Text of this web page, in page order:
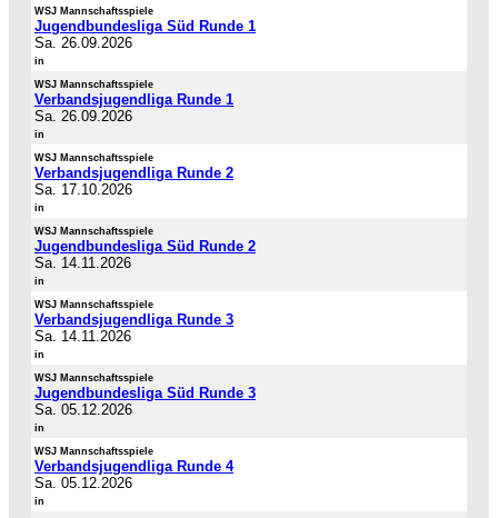
WSJ Mannschaftsspiele
Jugendbundesliga Süd Runde 1
Sa. 26.09.2026
in
WSJ Mannschaftsspiele
Verbandsjugendliga Runde 1
Sa. 26.09.2026
in
WSJ Mannschaftsspiele
Verbandsjugendliga Runde 2
Sa. 17.10.2026
in
WSJ Mannschaftsspiele
Jugendbundesliga Süd Runde 2
Sa. 14.11.2026
in
WSJ Mannschaftsspiele
Verbandsjugendliga Runde 3
Sa. 14.11.2026
in
WSJ Mannschaftsspiele
Jugendbundesliga Süd Runde 3
Sa. 05.12.2026
in
WSJ Mannschaftsspiele
Verbandsjugendliga Runde 4
Sa. 05.12.2026
in